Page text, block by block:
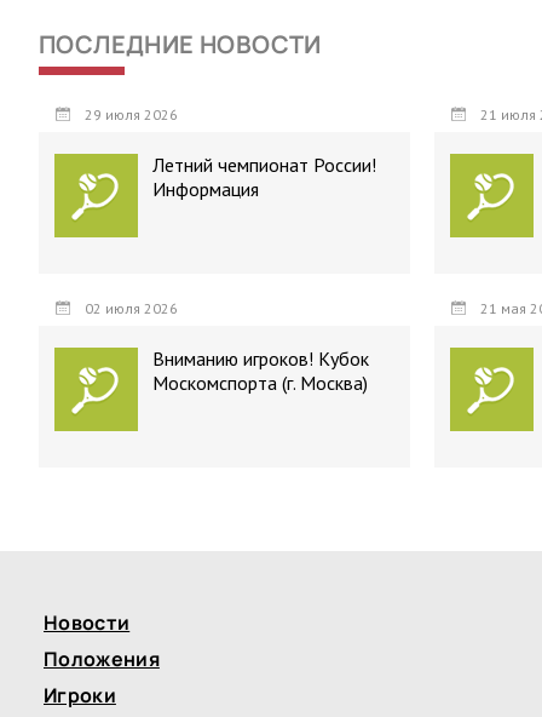
ПОСЛЕДНИЕ НОВОСТИ
29 июля 2026
Летний чемпионат России!
Информация
21 июля
02 июля 2026
Вниманию игроков! Кубок
Москомспорта (г. Москва)
21 мая
Новости
Положения
Игроки